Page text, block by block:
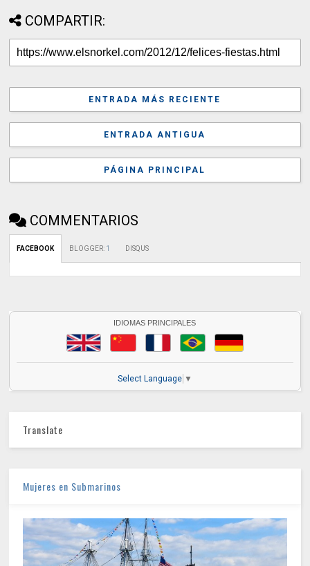
COMPARTIR:
ENTRADA MÁS RECIENTE
ENTRADA ANTIGUA
PÁGINA PRINCIPAL
COMMENTARIOS
FACEBOOK BLOGGER: 1 DISQUS
IDIOMAS PRINCIPALES
Select Language ▼
Translate
Mujeres en Submarinos